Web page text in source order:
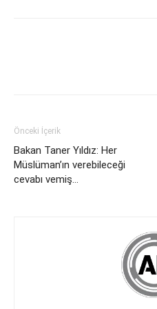
Önceki İçerik
Bakan Taner Yıldız: Her
Müslüman’ın verebileceği
cevabı vemiş…